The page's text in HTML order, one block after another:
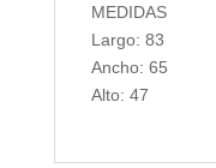
MEDIDAS
Largo: 83
Ancho: 65
Alto: 47